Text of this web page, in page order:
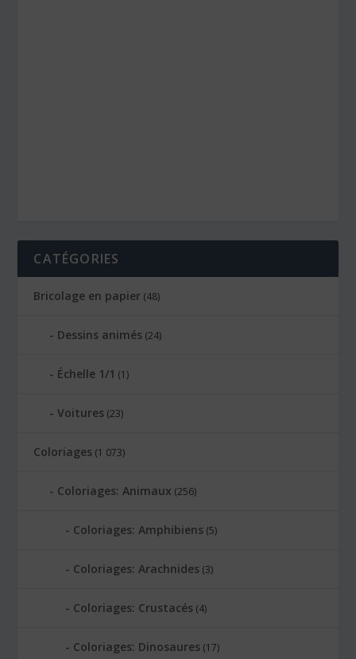
CATÉGORIES
Bricolage en papier (48)
Dessins animés (24)
Échelle 1/1 (1)
Voitures (23)
Coloriages (1 073)
Coloriages: Animaux (256)
Coloriages: Amphibiens (5)
Coloriages: Arachnides (3)
Coloriages: Crustacés (4)
Coloriages: Dinosaures (17)